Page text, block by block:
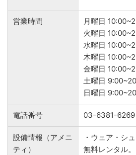
営業時間
月曜日
火曜日
水曜日
木曜日
金曜日
土曜日
日曜日
電話番号 03-6381-6269
設備情報（アメニ
ティ）
・ウェア・シ
無料レンタル。